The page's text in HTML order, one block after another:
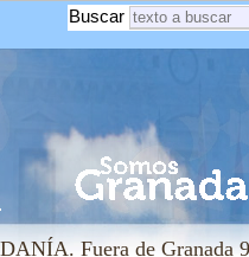
Buscar
Fuera de Granada